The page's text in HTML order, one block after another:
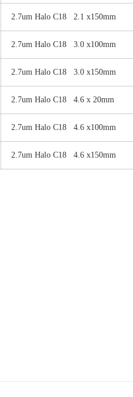
2.7um Halo C18 2.1 x150mm
2.7um Halo C18 3.0 x100mm
2.7um Halo C18 3.0 x150mm
2.7um Halo C18 4.6 x 20mm
2.7um Halo C18 4.6 x100mm
2.7um Halo C18 4.6 x150mm